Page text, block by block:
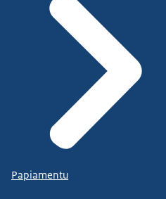
Papiamentu